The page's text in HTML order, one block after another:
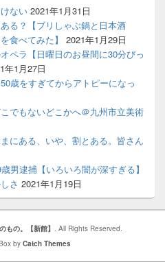
ない 2021年1月31日
る？【ブリしゃぶ鍋と日本酒
食べてみた】
2021年1月29日
ペラ【日曜日のお昼間に30分びっ
年1月27日
歳をすぎてからアトピーになっ
でもないどこかへ＠九州市立美術
にある、いや、割とある。皆さん
男逮捕【いろいろ闇が深すぎる】
さ 2021年1月19日
もの。【新館】 . All Rights Reserved.
by Catch Themes